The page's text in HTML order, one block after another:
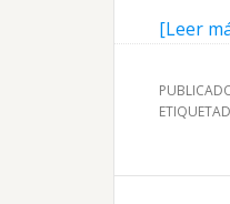
[Leer